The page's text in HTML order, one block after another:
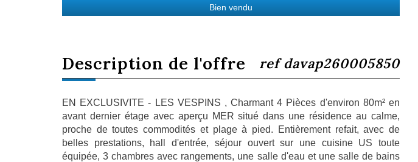
Bien vendu
description de l'offre ref davap260005850
EN EXCLUSIVITE - LES VESPINS , Charmant 4 Pièces d'environ 80m² en
avant dernier étage avec aperçu MER situé dans une résidence au calme,
proche de toutes commodités et plage à pied. Entièrement refait, avec de
belles prestations, hall d'entrée, séjour ouvert sur une cuisine US toute
équipée, 3 chambres avec rangements, une salle d'eau et une salle de bains